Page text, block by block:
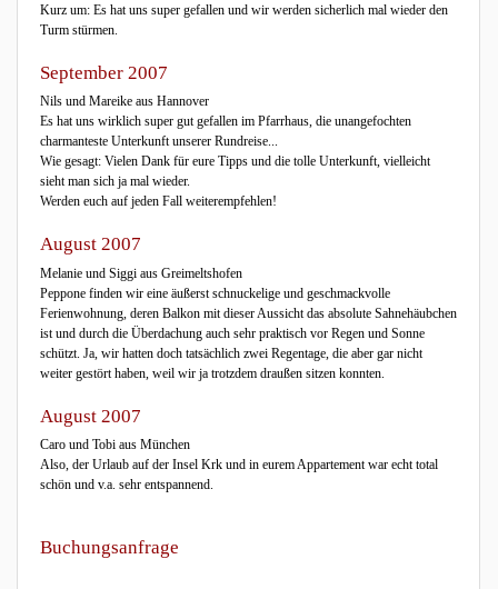
Kurz um: Es hat uns super gefallen und wir werden sicherlich mal wieder den
Turm stürmen.
September 2007
Nils und Mareike aus Hannover
Es hat uns wirklich super gut gefallen im Pfarrhaus, die unangefochten
charmanteste Unterkunft unserer Rundreise...
Wie gesagt: Vielen Dank für eure Tipps und die tolle Unterkunft, vielleicht
sieht man sich ja mal wieder.
Werden euch auf jeden Fall weiterempfehlen!
August 2007
Melanie und Siggi aus Greimeltshofen
Peppone finden wir eine äußerst schnuckelige und geschmackvolle
Ferienwohnung, deren Balkon mit dieser Aussicht das absolute Sahnehäubchen
ist und durch die Überdachung auch sehr praktisch vor Regen und Sonne
schützt. Ja, wir hatten doch tatsächlich zwei Regentage, die aber gar nicht
weiter gestört haben, weil wir ja trotzdem draußen sitzen konnten.
August 2007
Caro und Tobi aus München
Also, der Urlaub auf der Insel Krk und in eurem Appartement war echt total
schön und v.a. sehr entspannend.
Buchungsanfrage